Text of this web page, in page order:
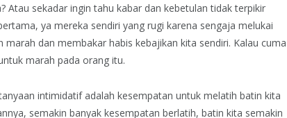
Atau sekadar ingin tahu kabar dan kebetulan tidak terpikir
ya mereka sendiri yang rugi karena sengaja melukai
marah dan membakar habis kebajikan kita sendiri. Kalau cuma
marah pada orang itu.
intimidatif adalah kesempatan untuk melatih batin kita
semakin banyak kesempatan berlatih, batin kita semakin